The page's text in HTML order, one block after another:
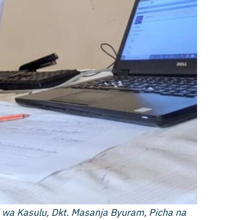
Kasulu, Dkt. Masanja Byuram, Picha na